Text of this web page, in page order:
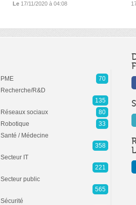
Le 17/11/2020 à 04:08
PME
70
Recherche/R&D
135
Réseaux sociaux
80
Robotique
33
Santé / Médecine
358
Secteur IT
221
Secteur public
565
Sécurité